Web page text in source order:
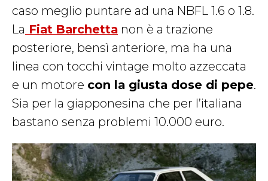
caso meglio puntare ad una NBFL 1.6 o 1.8.
La Fiat Barchetta non è a trazione
posteriore, bensì anteriore, ma ha una
linea con tocchi vintage molto azzeccata
e un motore con la giusta dose di pepe.
Sia per la giapponesina che per l’italiana
bastano senza problemi 10.000 euro.